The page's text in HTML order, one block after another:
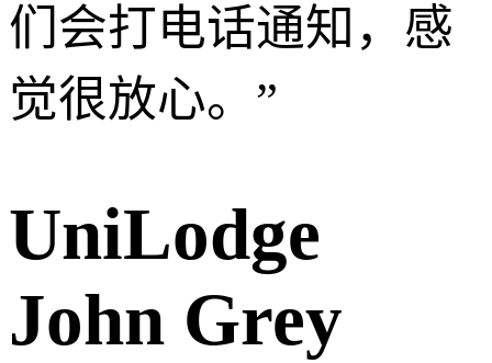
们会打电话通知，感
觉很放心。 ”
UniLodge
John Grey